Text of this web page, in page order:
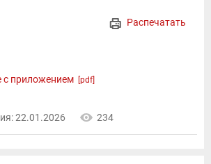
Распечатать
с приложением [pdf]
22.01.2026 234